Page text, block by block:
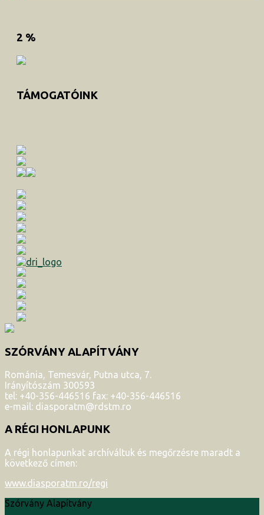
2 %
TÁMOGATÓINK
SZÓRVÁNY ALAPÍTVÁNY
Románia, Temesvár, Putna utca, 7.
Irányítószám 300593
tel: +40-356-446516 fax: +40-356-446516
e-mail: diasporatm@rdstm.ro
A RÉGI HONLAPUNK
A régi honlapunkat archíváltuk és megőrzésre maradt a
következő címen:
www.diasporatm.ro/regi
Szórvány Alapítvány